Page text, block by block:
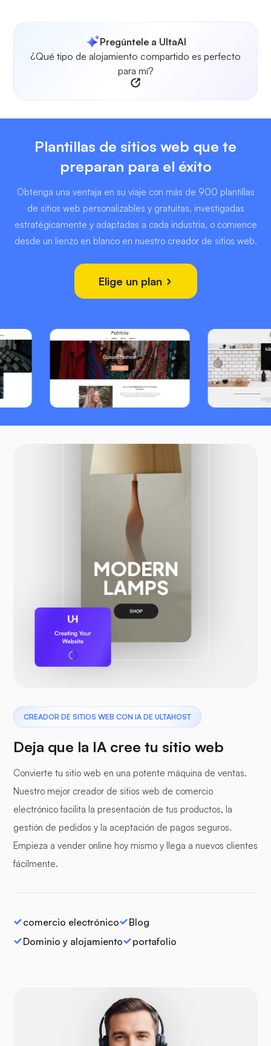
Pregúntele a UltaAI
¿Qué tipo de alojamiento compartido es perfecto
para mí?
Plantillas de sitios web que te
preparan para el éxito
Obtenga una ventaja en su viaje con más de 900 plantillas
de sitios web personalizables y gratuitas, investigadas
estratégicamente y adaptadas a cada industria, o comience
desde un lienzo en blanco en nuestro creador de sitios web.
Elige un plan
CREADOR DE SITIOS WEB CON IA DE ULTAHOST
Deja que la IA cree tu sitio web
Convierte tu sitio web en una potente máquina de ventas.
Nuestro mejor creador de sitios web de comercio
electrónico facilita la presentación de tus productos, la
gestión de pedidos y la aceptación de pagos seguros.
Empieza a vender online hoy mismo y llega a nuevos clientes
fácilmente.
comercio electrónico
Blog
Dominio y alojamiento
portafolio